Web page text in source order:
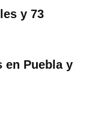
y 73
en Puebla y